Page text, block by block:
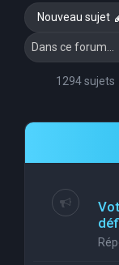
Nouveau sujet
1294 sujets